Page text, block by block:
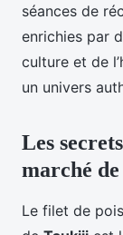
séances de
enrichies par
culture et de
un univers
Les
marché
Le filet de